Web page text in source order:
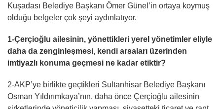
Kuşadası Belediye Başkanı Ömer Günel’in ortaya koymuş
olduğu belgeler çok şeyi aydınlatıyor.
1-Çerçioğlu ailesinin, yönettikleri yerel yönetimler eliyle
daha da zenginleşmesi, kendi arsaları üzerinden
imtiyazlı konuma geçmesi ne kadar etiktir?
2-AKP’ye birlikte geçtikleri Sultanhisar Belediye Başkanı
Osman Yıldırımkaya’nın, daha önce Çerçioğlu ailesinin